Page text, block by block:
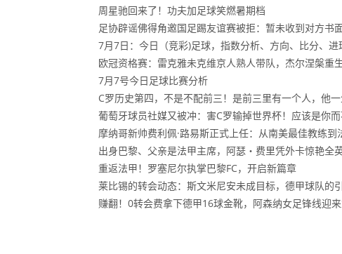
周星驰回来了！功夫加足球笑燃暑期档
足协辟谣佛得角邀国足踢友谊赛被拒：暂未收到对方书
7月7日：今日（竞彩)足球，指数分析、方向、比分、进
欧冠资格赛：雷克雅未克维京人熟人带队，杰尔涅槃重
7月7号今日足球比赛分析
C罗历史第四，不是不配前三！是前三里有一个人，他
葡萄牙球员社媒又被冲：害C罗输掉世界杯！应该是你
摩纳哥新帅费利佩·路易斯正式上任：从南美最佳教练到
出身巴黎、父亲是法甲主席，阿瑟・费里凭外卡惊艳全
重返法甲！罗塞尼尔执掌巴黎FC，开启新篇章
莱比锡的转会动态：斯文米尼安未成目标，德甲球队的
赚翻！0转会费拿下德甲16球金靴，阿森纳女足锋线迎